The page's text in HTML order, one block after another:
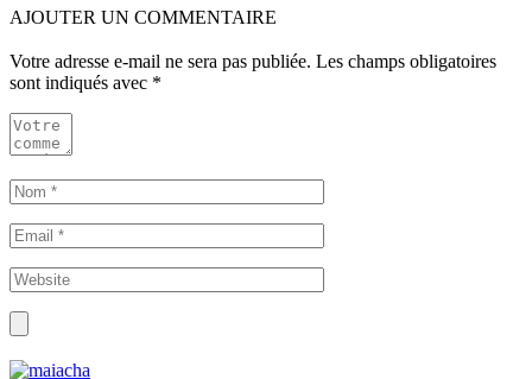
AJOUTER UN COMMENTAIRE
Votre adresse e-mail ne sera pas publiée. Les champs obligatoires
sont indiqués avec *